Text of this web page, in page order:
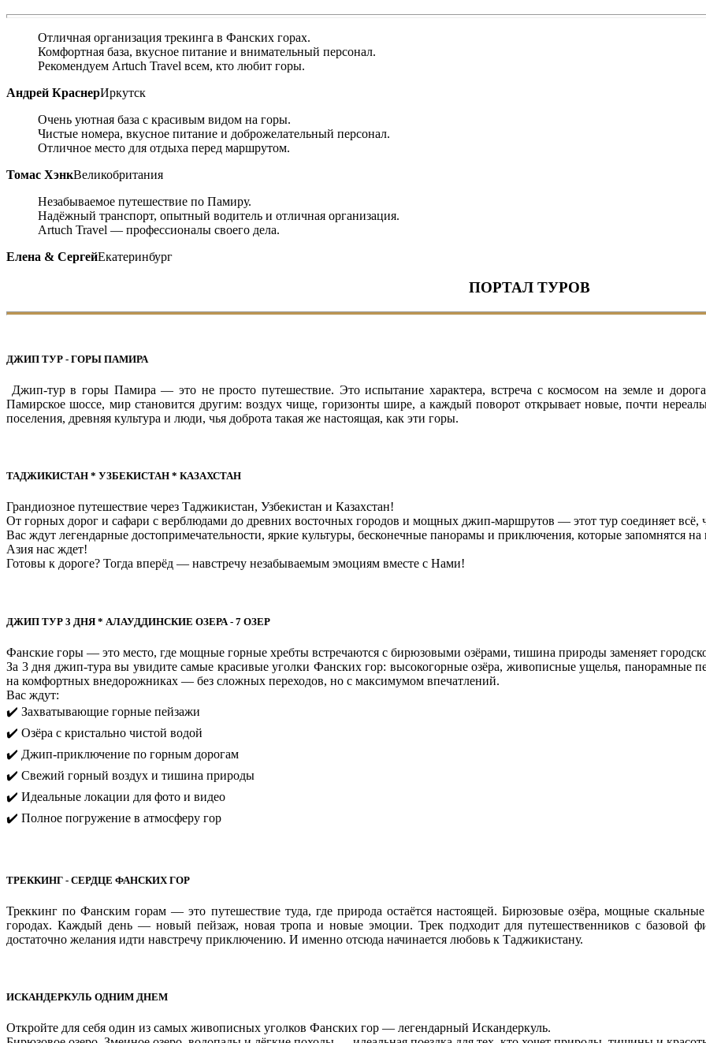
Отличная организация трекинга в Фанских горах.
Комфортная база, вкусное питание и внимательный персонал.
Рекомендуем Artuch Travel всем, кто любит горы.
Андрей КраснерИркутск
Очень уютная база с красивым видом на горы.
Чистые номера, вкусное питание и доброжелательный персонал.
Отличное место для отдыха перед маршрутом.
Томас ХэнкВеликобритания
Незабываемое путешествие по Памиру.
Надёжный транспорт, опытный водитель и отличная организация.
Artuch Travel — профессионалы своего дела.
Елена & СергейЕкатеринбург
ПОРТАЛ ТУРОВ
ДЖИП ТУР - ГОРЫ ПАМИРА
Джип-тур в горы Памира — это не просто путешествие. Это испытание характера, встреча с космосом на земле и
Памирское шоссе, мир становится другим: воздух чище, горизонты шире, а каждый поворот открывает новые, почти
поселения, древняя культура и люди, чья доброта такая же настоящая, как эти горы.
ТАДЖИКИСТАН * УЗБЕКИСТАН * КАЗАХСТАН
Грандиозное путешествие через Таджикистан, Узбекистан и Казахстан!
От горных дорог и сафари с верблюдами до древних восточных городов и мощных джип-маршрутов — этот тур соединяет
Вас ждут легендарные достопримечательности, яркие культуры, бесконечные панорамы и приключения, которые запомнятся
Азия нас ждет!
Готовы к дороге? Тогда вперёд — навстречу незабываемым эмоциям вместе с Нами!
ДЖИП ТУР 3 ДНЯ * АЛАУДДИНСКИЕ ОЗЕРА - 7 ОЗЕР
Фанские горы — это место, где мощные горные хребты встречаются с бирюзовыми озёрами, тишина природы заменяет
За 3 дня джип-тура вы увидите самые красивые уголки Фанских гор: высокогорные озёра, живописные ущелья, панорамные
на комфортных внедорожниках — без сложных переходов, но с максимумом впечатлений.
Вас ждут:
✔️ Захватывающие горные пейзажи
✔️ Озёра с кристально чистой водой
✔️ Джип-приключение по горным дорогам
✔️ Свежий горный воздух и тишина природы
✔️ Идеальные локации для фото и видео
✔️ Полное погружение в атмосферу гор
ТРЕККИНГ - СЕРДЦЕ ФАНСКИХ ГОР
Треккинг по Фанским горам — это путешествие туда, где природа остаётся настоящей. Бирюзовые озёра, мощные
городах. Каждый день — новый пейзаж, новая тропа и новые эмоции. Трек подходит для путешественников с базовой
достаточно желания идти навстречу приключению. И именно отсюда начинается любовь к Таджикистану.
ИСКАНДЕРКУЛЬ ОДНИМ ДНЕМ
Откройте для себя один из самых живописных уголков Фанских гор — легендарный Искандеркуль.